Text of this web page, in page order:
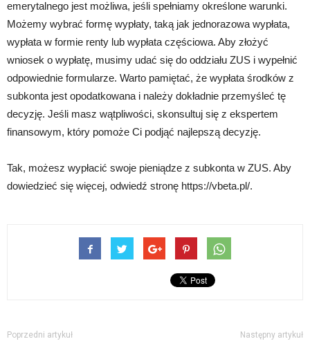
emerytalnego jest możliwa, jeśli spełniamy określone warunki.
Możemy wybrać formę wypłaty, taką jak jednorazowa wypłata,
wypłata w formie renty lub wypłata częściowa. Aby złożyć
wniosek o wypłatę, musimy udać się do oddziału ZUS i wypełnić
odpowiednie formularze. Warto pamiętać, że wypłata środków z
subkonta jest opodatkowana i należy dokładnie przemyśleć tę
decyzję. Jeśli masz wątpliwości, skonsultuj się z ekspertem
finansowym, który pomoże Ci podjąć najlepszą decyzję.
Tak, możesz wypłacić swoje pieniądze z subkonta w ZUS. Aby
dowiedzieć się więcej, odwiedź stronę https://vbeta.pl/.
Poprzedni artykuł Następny artykuł